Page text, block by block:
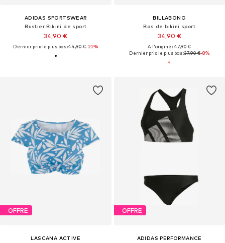
ADIDAS SPORTSWEAR
Bustier Bikini de sport
34,90 €
Dernier prix le plus bas :44,90 €-22%
BILLABONG
Bas de bikini sport
34,90 €
À l'origine : 47,90 €
Dernier prix le plus bas :37,90 €-8%
OFFRE
LASCANA ACTIVE
OFFRE
ADIDAS PERFORMANCE